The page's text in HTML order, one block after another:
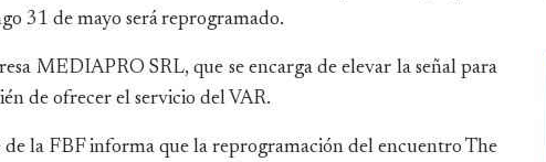
31 de mayo será reprogramado.
MEDIAPRO SRL, que se encarga de elevar la señal para
de ofrecer el servicio del VAR.
la FBF informa que la reprogramación del encuentro The